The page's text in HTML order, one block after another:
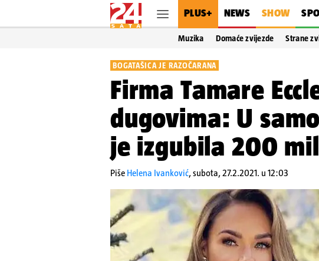
PLUS+ NEWS SHOW
Muzika Domaće zvijezde Strane
BOGATAŠICA JE RAZOČARANA
Firma Tamare
dugovima: U
je izgubila 200
Piše Helena Ivanković,subota, 27.2.2021. u 12:03